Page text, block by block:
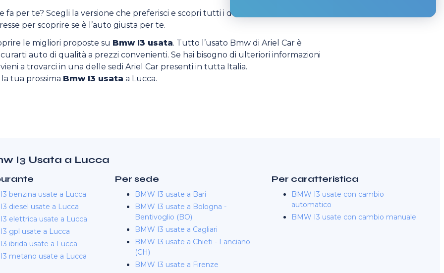
fa per te? Scegli la versione che preferisci e scopri tutti i dettagli della
per scoprire se è l’auto giusta per te.
le migliori proposte su Bmw I3 usata. Tutto l’usato Bmw di Ariel Car è
auto di qualità a prezzi convenienti. Se hai bisogno di ulteriori informazioni
a trovarci in una delle sedi Ariel Car presenti in tutta Italia.
tua prossima Bmw I3 usata a Lucca.
I3 Usata a Lucca
benzina usate a Lucca
diesel usate a Lucca
elettrica usate a Lucca
gpl usate a Lucca
ibrida usate a Lucca
metano usate a Lucca
Per sede
BMW I3 usate a Bari
BMW I3 usate a Bologna -
Bentivoglio (BO)
BMW I3 usate a Cagliari
BMW I3 usate a Chieti - Lanciano
(CH)
BMW I3 usate a Firenze
Per caratteristica
BMW I3 usate con cambio
automatico
BMW I3 usate con cambio manuale